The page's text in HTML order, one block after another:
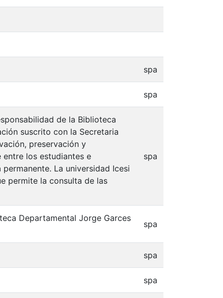
spa
spa
de la Biblioteca
suscrito con la Secretaria
preservación y
los estudiantes e
La universidad Icesi
permite la consulta de las
spa
Departamental Jorge Garces
spa
spa
spa